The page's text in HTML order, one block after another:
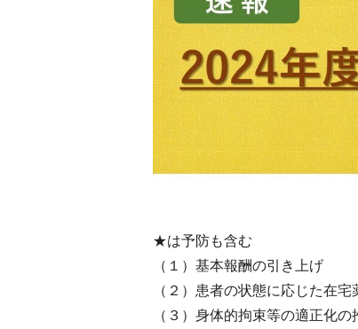
★は予防も含む
（１）基本報酬の引き上げ
（２）患者の状態に応じた在
（３）身体的拘束等の適正化